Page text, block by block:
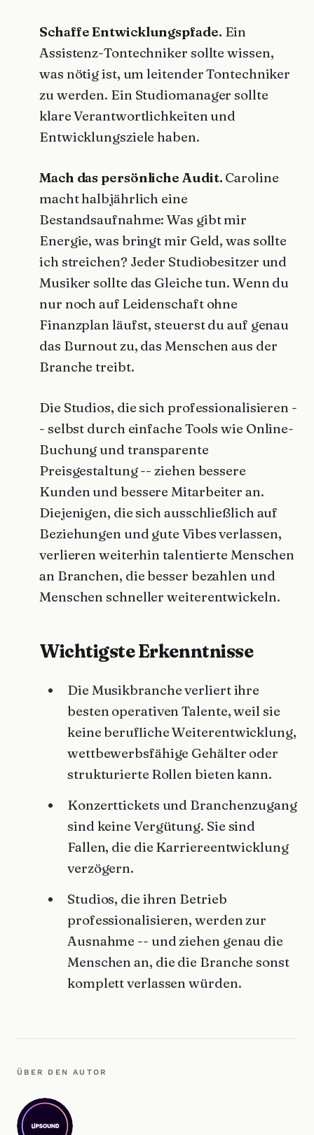
Schaffe Entwicklungspfade. Ein
Assistenz-Tontechniker sollte wissen,
was nötig ist, um leitender Tontechniker
zu werden. Ein Studiomanager sollte
klare Verantwortlichkeiten und
Entwicklungsziele haben.
Mach das persönliche Audit. Caroline
macht halbjährlich eine
Bestandsaufnahme: Was gibt mir
Energie, was bringt mir Geld, was sollte
ich streichen? Jeder Studiobesitzer und
Musiker sollte das Gleiche tun. Wenn du
nur noch auf Leidenschaft ohne
Finanzplan läufst, steuerst du auf genau
das Burnout zu, das Menschen aus der
Branche treibt.
Die Studios, die sich professionalisieren -
- selbst durch einfache Tools wie Online-
Buchung und transparente
Preisgestaltung -- ziehen bessere
Kunden und bessere Mitarbeiter an.
Diejenigen, die sich ausschließlich auf
Beziehungen und gute Vibes verlassen,
verlieren weiterhin talentierte Menschen
an Branchen, die besser bezahlen und
Menschen schneller weiterentwickeln.
Wichtigste Erkenntnisse
Die Musikbranche verliert ihre
besten operativen Talente, weil sie
keine berufliche Weiterentwicklung,
wettbewerbsfähige Gehälter oder
strukturierte Rollen bieten kann.
Konzerttickets und Branchenzugang
sind keine Vergütung. Sie sind
Fallen, die die Karriereentwicklung
verzögern.
Studios, die ihren Betrieb
professionalisieren, werden zur
Ausnahme -- und ziehen genau die
Menschen an, die die Branche sonst
komplett verlassen würden.
ÜBER DEN AUTOR